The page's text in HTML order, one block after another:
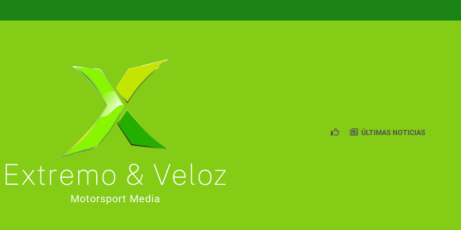
Extremo & Veloz
Motorsport Media
ÚLTIMAS NOTICIAS